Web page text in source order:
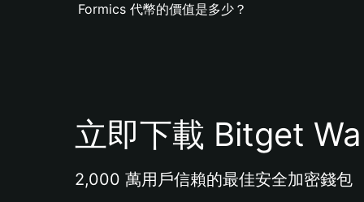
Formics 代幣的價值是多少？
立即下載 Bitget
2,000 萬用戶信賴的最佳安全加密錢包